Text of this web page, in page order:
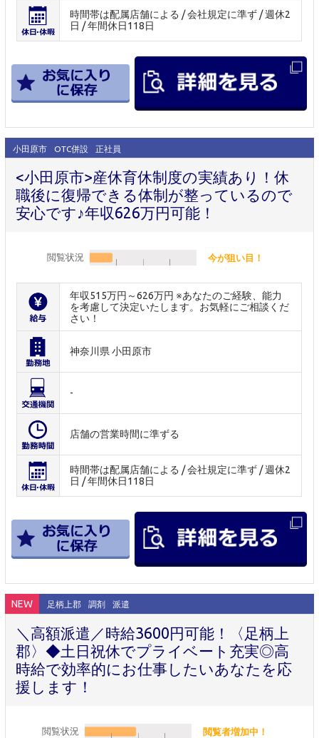
時間帯は配属店舗による / 会社規定に準ず / 週休2
日 / 年間休日118日
小田原市 OTC併設 正社員
<小田原市>産休育休制度の実績あり！休
職後に復帰できる体制が整っているので
安心です♪年収626万円可能！
閲覧状況 今が狙い目！
年収515万円～626万円 ※あなたのご経験、能力
を考慮して決定いたします。お気軽にご相談くだ
さい！
神奈川県 小田原市
-
店舗の営業時間に準ずる
時間帯は配属店舗による / 会社規定に準ず / 週休2
日 / 年間休日118日
NEW 足柄上郡 調剤 派遣
＼高額派遣／時給3600円可能！〈足柄上
郡〉◆土日祝休でプライベート充実◎高
時給で効率的にお仕事したいあなたを応
援します！
閲覧状況 閲覧者増加中！